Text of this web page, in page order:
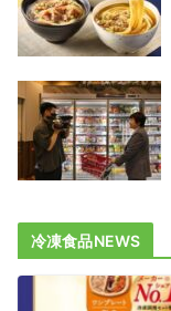
冷凍食品NEWS